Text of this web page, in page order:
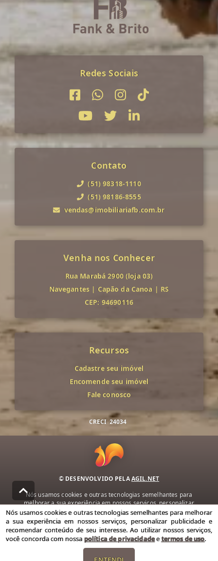
Redes Sociais
Contato
(51) 98318-1110
(51) 98186-8555
vendas@imobiliariafb.com.br
Venha nos Conhecer
Rua Marabá 2900 (loja 03)
Navegantes | Capão da Canoa | RS
CEP: 94690116
Recursos
Cadastre seu imóvel
Encomende seu imóvel
Fale conosco
CRECI 24034
© DESENVOLVIDO PELAAGIL.NET
Nós usamos cookies e outras tecnologias semelhantes para
melhorar a sua experiência em nossos serviços, personalizar
publicidade e recomendar conteúdo de seu interesse. Ao utilizar
nossos serviços, você concorda com nossa política de privacidade e
termos de uso.
Política de Privacidade Termos de uso
Nós usamos cookies e outras tecnologias semelhantes para melhorar
a sua experiência em nossos serviços, personalizar publicidade e
recomendar conteúdo de seu interesse. Ao utilizar nossos serviços,
você concorda com nossa política de privacidadeetermos de uso.